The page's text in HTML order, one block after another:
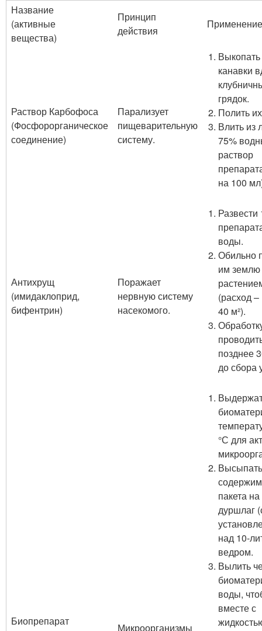
Название
(активные
вещества)
Принцип
действия
Применение
Раствор Карбофоса
(Фосфорорганическое
соединение)
Парализует
пищеварительную
систему.
Выкопать
канавки
грядок.
Полить
Влить из
75%
раствор
на 100
Антихрущ
(имидаклоприд,
бифентрин)
Поражает
нервную систему
насекомого.
воды.
Обильно
им
(расход
40 м²).
позднее
до сбора
Биопрепарат
Микроорганизмы
°С для
пакета на
дуршлаг
над 10-
ведром.
Вылить
воды,
вместе с